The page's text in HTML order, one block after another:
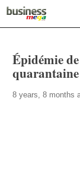
Épidémie
8 years, 8 months